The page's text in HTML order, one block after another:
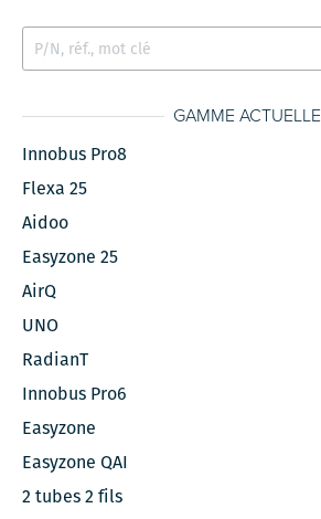
GAMME ACTUELLE
Innobus Pro8
Flexa 25
Aidoo
Easyzone 25
AirQ
UNO
RadianT
Innobus Pro6
Easyzone
Easyzone QAI
2 tubes 2 fils